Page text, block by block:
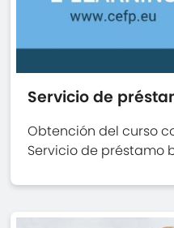
Servicio de
Obtención del curso
Servicio de préstamo